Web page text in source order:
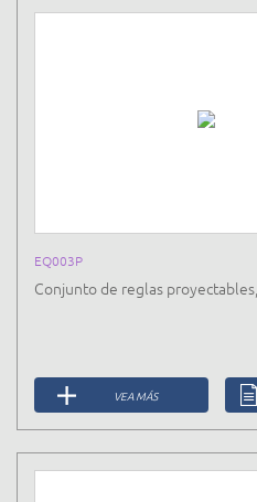
EQ003P
Conjunto de reglas
VEA MÁS